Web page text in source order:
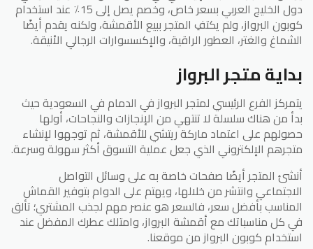
دول الخليج العربي بسعر خاص، وخصم يصل إلى 15٪ عند استخدام
كوبون البرواز، ولم يكتفِ المتجر ببيع الأقمشة، ولكنه يقدم أيضًا
الشماغ والغتر، العطور الراقية، والإكسسوارات الرجالي الأنيقة.
بداية متجر البرواز
يتمركز الفرع الرئيسي لمتجر البرواز في الدمام في السعودية حيث
بدأ من هناك سلسلة لا تنتهي من الإنجازات والنجاحات، أولها
حصولهم على اعتماد ماركة ريتشي للأقمشة، ثم توجهوا لإنشاء
متجرهم الإلكتروني الذي جعل عملية التسوق أكثر سهولة وسرعة.
أنشئ المتجر أيضًا صفحات خاصة به على وسائل التواصل
الاجتماعي وانتشر من خلالها، ويهتم على الدوام بتوفير القماش
المناسب بأفضل سعر، فالسعر هو عنصر مهم لجذب المشتري؛ تألق
في كل مناسباتك مع أقمشة البرواز، وامتلك عطرك المفضل عند
استخدام كوبون البرواز من موقعنا.